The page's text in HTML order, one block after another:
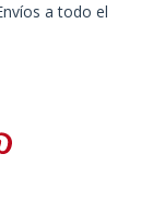
a todo el